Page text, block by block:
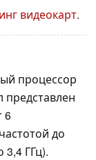
видеокарт.
процессор
представлен
6
до
3,4 ГГц).